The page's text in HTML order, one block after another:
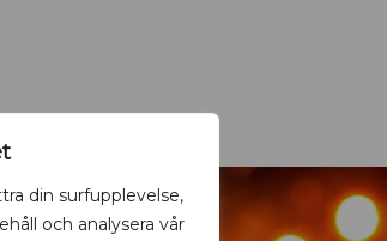
din surfupplevelse,
och analysera vår